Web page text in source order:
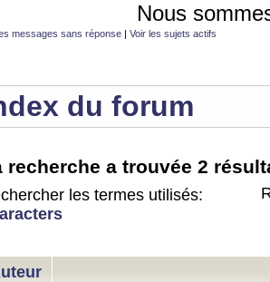
Nous
messages sans réponse | Voir les sujets actifs
du forum
recherche a trouvée 2
les termes utilisés: